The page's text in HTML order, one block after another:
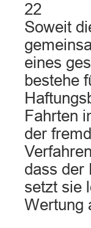
22
Soweit
eines
bestehe
Fahrten
der
dass der
setzt sie
Wertung